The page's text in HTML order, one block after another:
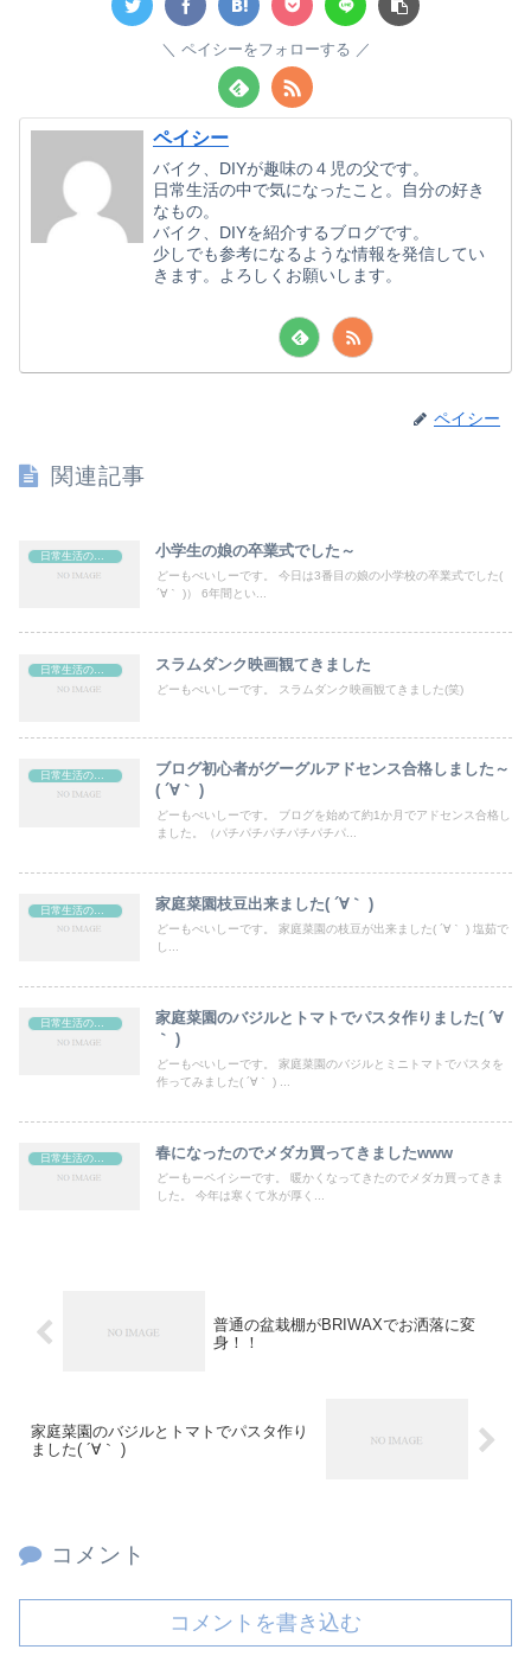
ペイシーをフォローする
ペイシー
バイク、DIYが趣味の４児の父です。
日常生活の中で気になったこと。自分の好き
なもの。
バイク、DIYを紹介するブログです。
少しでも参考になるような情報を発信してい
きます。よろしくお願いします。
ペイシー
関連記事
日常生活の出来事 小学生の娘の卒業式でした～
どーもぺいしーです。 今日は3番目の娘の小学校の卒業式でした(
´∀｀ )） 6年間とい...
スラムダンク映画観てきました
どーもぺいしーです。 スラムダンク映画観てきました(笑)
ブログ初心者がグーグルアドセンス合格しました～
( ´∀｀ )
どーもぺいしーです。 ブログを始めて約1か月でアドセンス合格し
ました。（パチパチパチパチパチパ...
家庭菜園枝豆出来ました( ´∀｀ )
どーもぺいしーです。 家庭菜園の枝豆が出来ました( ´∀｀ ) 塩茹で
し...
日常生活の出来事
家庭菜園のバジルとトマトでパスタ作りました( ´∀
｀ )
どーもぺいしーです。 家庭菜園のバジルとミニトマトでパスタを
作ってみました( ´∀｀ ) ...
日常生活の出来事 春になったのでメダカ買ってきましたwww
どーもーペイシーです。 暖かくなってきたのでメダカ買ってきま
した。 今年は寒くて氷が厚く...
普通の盆栽棚がBRIWAXでお洒落に変
身！！
家庭菜園のバジルとトマトでパスタ作り
ました( ´∀｀ )
コメント
コメントを書き込む